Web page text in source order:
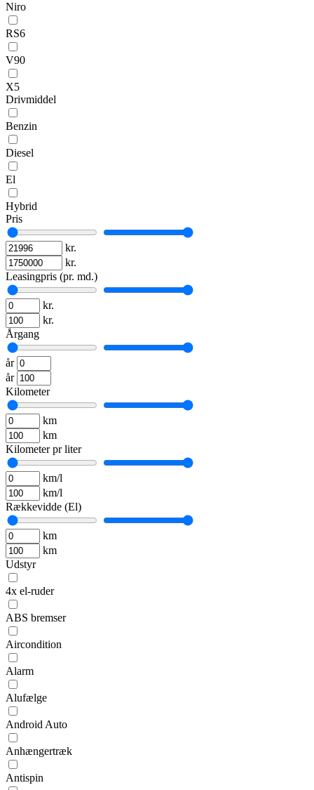
Niro
RS6
V90
X5
Drivmiddel
Benzin
Diesel
El
Hybrid
Pris
kr.
kr.
Leasingpris (pr. md.)
kr.
kr.
Årgang
år
år
Kilometer
km
km
Kilometer pr liter
km/l
km/l
Rækkevidde (El)
km
km
Udstyr
4x el-ruder
ABS bremser
Aircondition
Alarm
Alufælge
Android Auto
Anhængertræk
Antispin